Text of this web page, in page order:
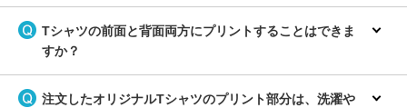
Tシャツの前面と背面両方にプリントすることはできま
すか？
注文したオリジナルTシャツのプリント部分は、洗濯や